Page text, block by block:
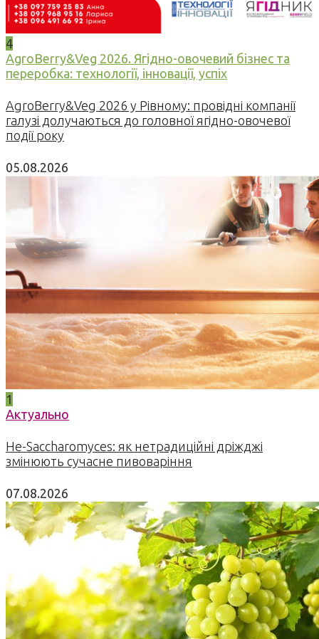
4
AgroBerry&Veg 2026. Ягідно-овочевий бізнес та
переробка: технології, інновації, успіх
AgroBerry&Veg 2026 у Рівному: провідні компанії
галузі долучаються до головної ягідно-овочевої
події року
05.08.2026
1
Актуально
Не-Saccharomyces: як нетрадиційні дріжджі
змінюють сучасне пивоваріння
07.08.2026